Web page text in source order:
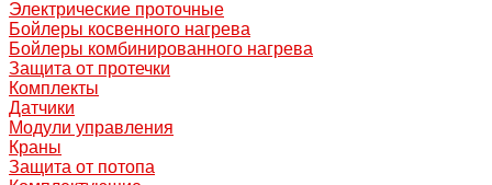
Электрические проточные
Бойлеры косвенного нагрева
Бойлеры комбинированного нагрева
Защита от протечки
Комплекты
Датчики
Модули управления
Краны
Защита от потопа